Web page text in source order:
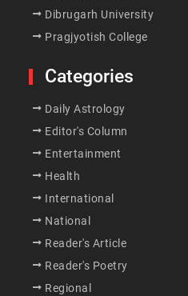
Dibrugarh University
Pragjyotish College
Categories
Daily Astrology
Editor's Column
Entertainment
Health
International
National
Reader's Article
Reader's Poetry
Regional